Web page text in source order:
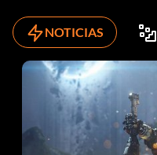
NOTICIAS